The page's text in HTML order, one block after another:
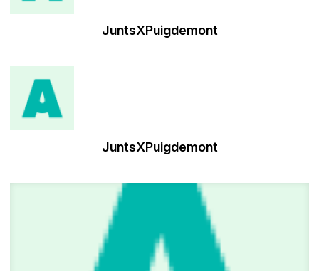
JuntsXPuigdemont
JuntsXPuigdemont